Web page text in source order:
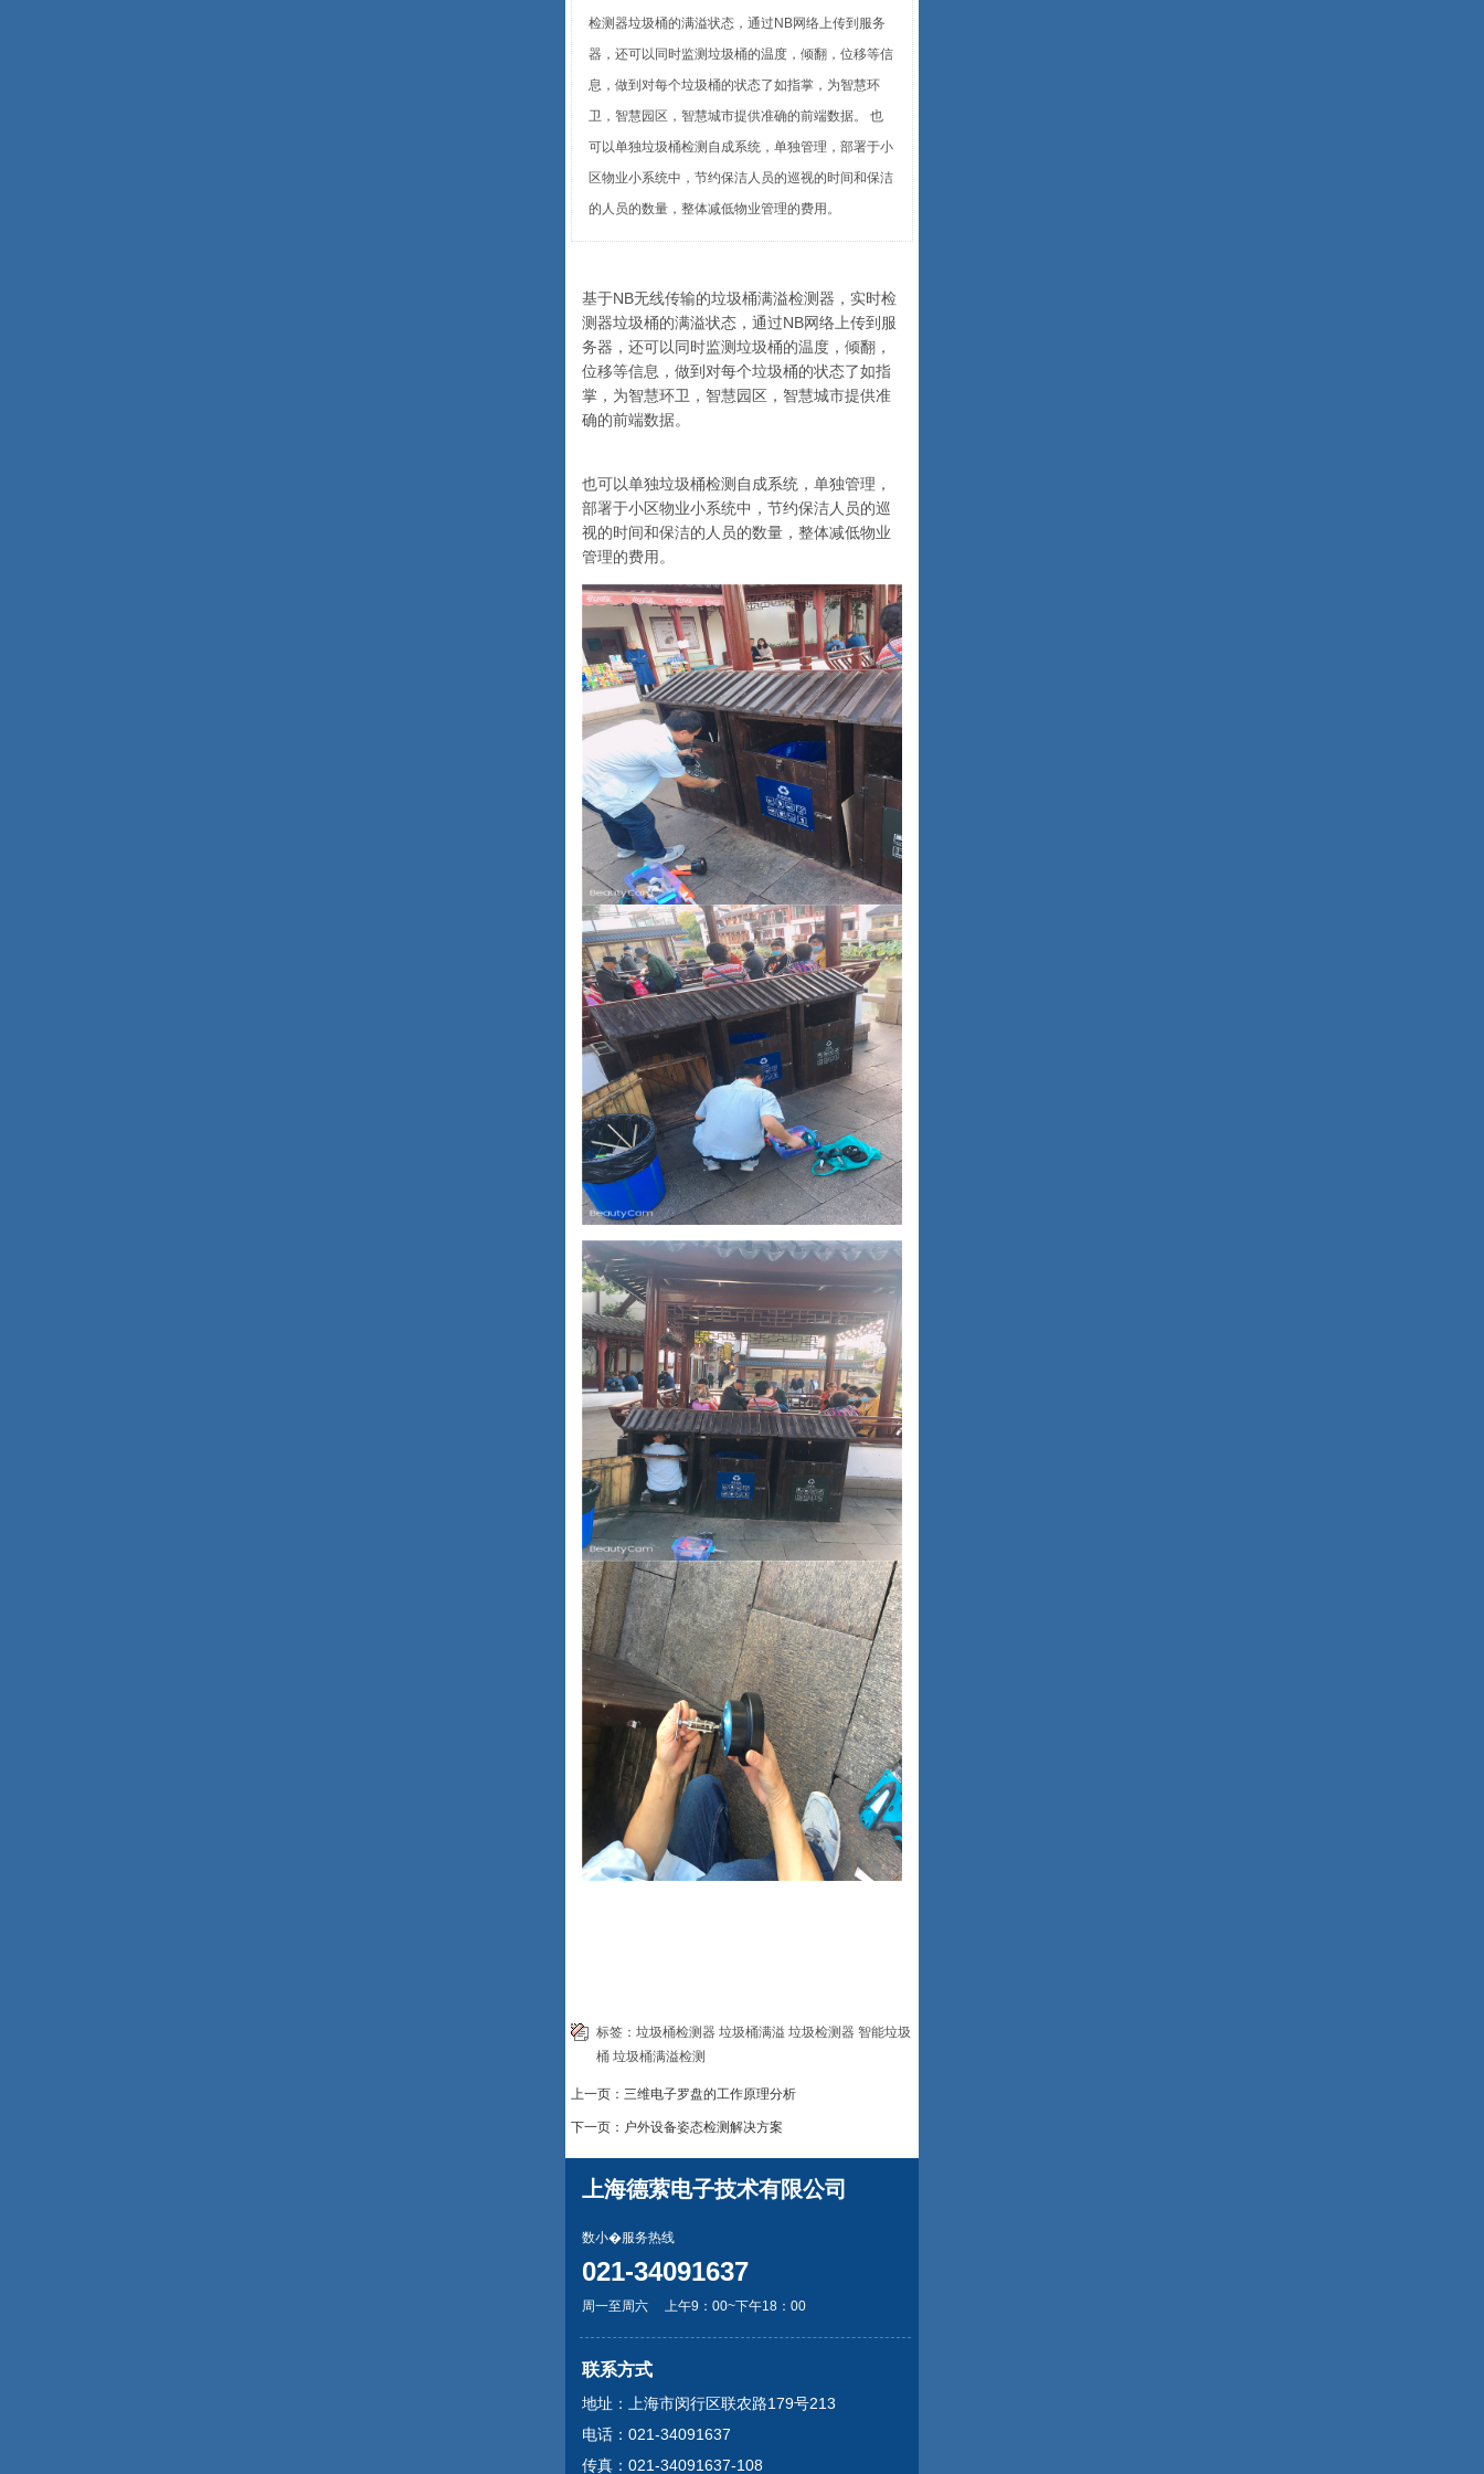
检测器垃圾桶的满溢状态，通过NB网络上传到服务
器，还可以同时监测垃圾桶的温度，倾翻，位移等信
息，做到对每个垃圾桶的状态了如指掌，为智慧环
卫，智慧园区，智慧城市提供准确的前端数据。 也
可以单独垃圾桶检测自成系统，单独管理，部署于小
区物业小系统中，节约保洁人员的巡视的时间和保洁
的人员的数量，整体减低物业管理的费用。
基于NB无线传输的垃圾桶满溢检测器，实时检
测器垃圾桶的满溢状态，通过NB网络上传到服
务器，还可以同时监测垃圾桶的温度，倾翻，
位移等信息，做到对每个垃圾桶的状态了如指
掌，为智慧环卫，智慧园区，智慧城市提供准
确的前端数据。
也可以单独垃圾桶检测自成系统，单独管理，
部署于小区物业小系统中，节约保洁人员的巡
视的时间和保洁的人员的数量，整体减低物业
管理的费用。
标签： 垃圾桶检测器 垃圾桶满溢 垃圾检测器 智能垃圾
桶 垃圾桶满溢检测
上一页：三维电子罗盘的工作原理分析
下一页：户外设备姿态检测解决方案
上海德萦电子技术有限公司
数小�服务热线
021-34091637
周一至周六 上午9：00~下午18：00
联系方式
地址：上海市闵行区联农路179号213
电话：021-34091637
传真：021-34091637-108